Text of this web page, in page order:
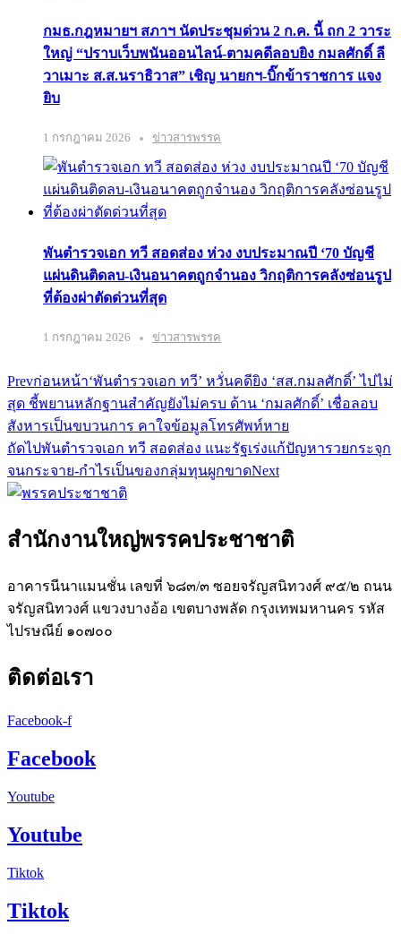
กมธ.กฎหมายฯ สภาฯ นัดประชุมด่วน 2 ก.ค. นี้ ถก 2 วาระ
ใหญ่ “ปราบเว็บพนันออนไลน์-ตามคดีลอบยิง กมลศักดิ์ ลี
วาเมาะ ส.ส.นราธิวาส” เชิญ นายกฯ-บิ๊กข้าราชการ แจง
ยิบ
1 กรกฎาคม 2026 ข่าวสารพรรค
พันตำรวจเอก ทวี สอดส่อง ห่วง งบประมาณปี ‘70 บัญชี
แผ่นดินติดลบ-เงินอนาคตถูกจำนอง วิกฤติการคลังซ่อนรูป
ที่ต้องผ่าตัดด่วนที่สุด
1 กรกฎาคม 2026 ข่าวสารพรรค
Prevก่อนหน้า‘พันตำรวจเอก ทวี’ หวั่นคดียิง ‘สส.กมลศักดิ์’ ไปไม่
สุด ชี้พยานหลักฐานสำคัญยังไม่ครบ ด้าน ‘กมลศักดิ์’ เชื่อลอบ
สังหารเป็นขบวนการ คาใจข้อมูลโทรศัพท์หาย
ถัดไปพันตำรวจเอก ทวี สอดส่อง แนะรัฐเร่งแก้ปัญหารวยกระจุก
จนกระจาย-กำไรเป็นของกลุ่มทุนผูกขาดNext
สำนักงานใหญ่พรรคประชาชาติ
อาคารนีนาแมนชั่น เลขที่ ๖๘๓/๓ ซอยจรัญสนิทวงศ์ ๙๕/๒ ถนน
จรัญสนิทวงศ์ แขวงบางอ้อ เขตบางพลัด กรุงเทพมหานคร รหัส
ไปรษณีย์ ๑๐๗๐๐
ติดต่อเรา
Facebook-f
Facebook
Youtube
Youtube
Tiktok
Tiktok